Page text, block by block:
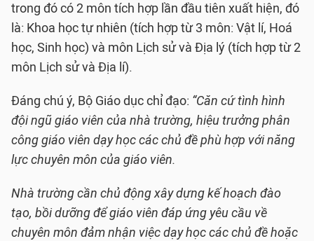
trong đó có 2 môn tích hợp lần đầu tiên xuất hiện, đó
là: Khoa học tự nhiên (tích hợp từ 3 môn: Vật lí, Hoá
học, Sinh học) và môn Lịch sử và Địa lý (tích hợp từ 2
môn Lịch sử và Địa lí).
Đáng chú ý, Bộ Giáo dục chỉ đạo: “Căn cứ tình hình
đội ngũ giáo viên của nhà trường, hiệu trưởng phân
công giáo viên dạy học các chủ đề phù hợp với năng
lực chuyên môn của giáo viên.
Nhà trường cần chủ động xây dựng kế hoạch đào
tạo, bồi dưỡng để giáo viên đáp ứng yêu cầu về
chuyên môn đảm nhận việc dạy học các chủ đề hoặc